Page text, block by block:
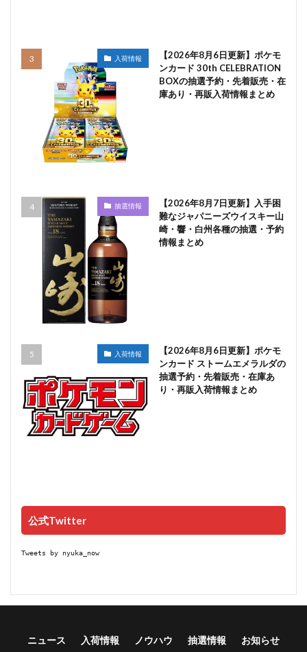
入荷情報
【2026年8月6日更新】ポケモ
ンカード 30th CELEBRATION
BOXの抽選予約・先着販売・在
庫あり・再販入荷情報まとめ
抽選情報
【2026年8月7日更新】入手困
難なジャパニーズウイスキー山
崎・響・白州各種の抽選・予約
情報まとめ
入荷情報
【2026年8月6日更新】ポケモ
ンカード ストームエメラルダの
抽選予約・先着販売・在庫あ
り・再販入荷情報まとめ
公式Twitter
Tweets by nyuka_now
ニュース 入荷情報 ノウハウ 抽選情報 お知らせ